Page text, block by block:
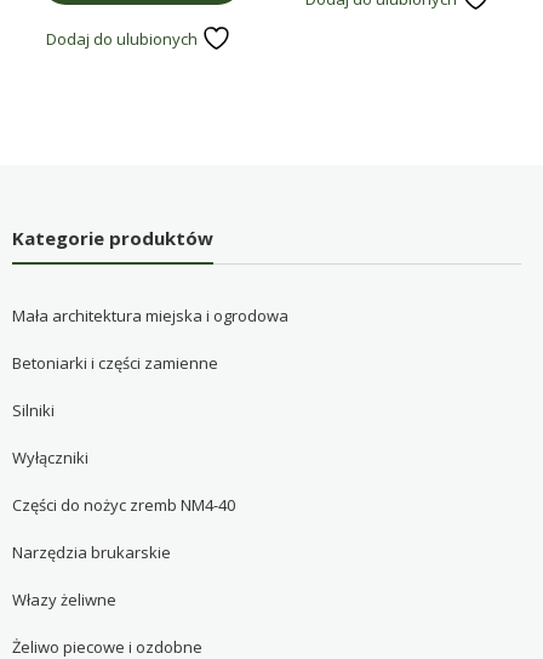
Dodaj do ulubionych
Kategorie produktów
Mała architektura miejska i ogrodowa
Betoniarki i części zamienne
Silniki
Wyłączniki
Części do nożyc zremb NM4-40
Narzędzia brukarskie
Włazy żeliwne
Żeliwo piecowe i ozdobne